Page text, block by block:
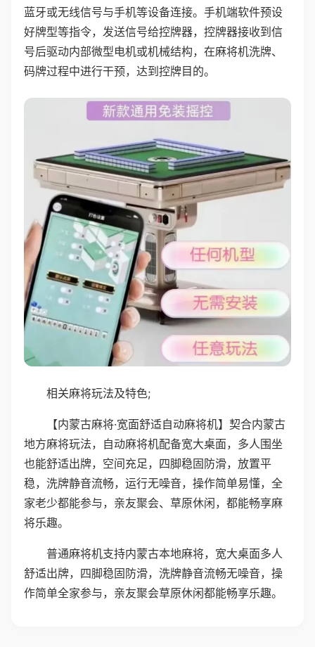
蓝牙或无线信号与手机等设备连接。手机端软件预设
好牌型等指令，发送信号给控牌器，控牌器接收到信
号后驱动内部微型电机或机械结构，在麻将机洗牌、
码牌过程中进行干预，达到控牌目的。
相关麻将玩法及特色;
【内蒙古麻将·宽面舒适自动麻将机】契合内蒙古
地方麻将玩法，自动麻将机配备宽大桌面，多人围坐
也能舒适出牌，空间充足，四脚稳固防滑，放置平
稳，洗牌静音流畅，运行无噪音，操作简单易懂，全
家老少都能参与，亲友聚会、草原休闲，都能畅享麻
将乐趣。
普通麻将机支持内蒙古本地麻将，宽大桌面多人
舒适出牌，四脚稳固防滑，洗牌静音流畅无噪音，操
作简单全家参与，亲友聚会草原休闲都能畅享乐趣。